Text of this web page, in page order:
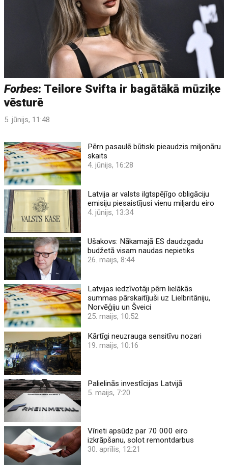
Forbes: Teilore Svifta ir bagātākā mūziķe
vēsturē
5. jūnijs, 11:48
Pērn pasaulē būtiski pieaudzis miljonāru
skaits
4. jūnijs, 16:28
Latvija ar valsts ilgtspējīgo obligāciju
emisiju piesaistījusi vienu miljardu eiro
4. jūnijs, 13:34
Ušakovs: Nākamajā ES daudzgadu
budžetā visam naudas nepietiks
26. maijs, 8:44
Latvijas iedzīvotāji pērn lielākās
summas pārskaitījuši uz Lielbritāniju,
Norvēģiju un Šveici
25. maijs, 10:52
Kārtīgi neuzrauga sensitīvu nozari
19. maijs, 10:16
Palielinās investīcijas Latvijā
5. maijs, 7:20
Vīrieti apsūdz par 70 000 eiro
izkrāpšanu, solot remontdarbus
30. aprīlis, 12:21